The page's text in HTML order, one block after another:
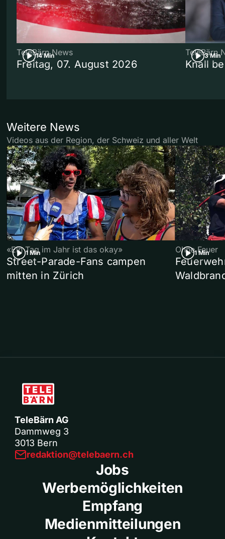
14 Min
TeleBärn News
Freitag, 07. August 2026
3 Min
TeleBärn
Knall
Weitere News
Videos aus der Region, der Schweiz und aller Welt
1 Min
«Ein Tag im Jahr ist das okay»
Street-Parade-Fans campen
mitten in Zürich
1 Min
Ohne Feuer
TeleBärn AG
Dammweg 3
3013 Bern
redaktion@telebaern.ch
Jobs
Werbemöglichkeiten
Empfang
Medienmitteilungen